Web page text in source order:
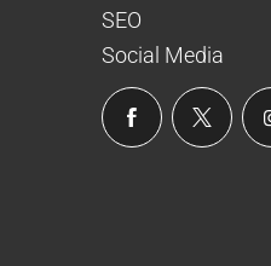
SEO
Social Media